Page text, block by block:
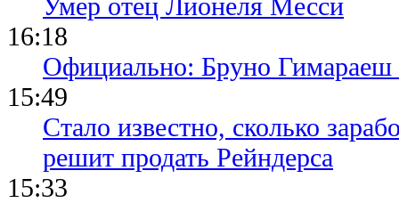
Умер отец Лионеля Месси
16:18
Официально: Бруно Гимараеш
15:49
Стало известно, сколько
решит продать Рейндерса
15:33